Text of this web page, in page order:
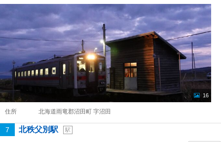
16
住所 北海道雨竜郡沼田町 字沼田
7 北秩父別駅 駅